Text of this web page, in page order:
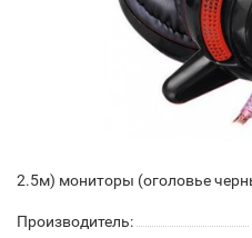
2.5м) мониторы (оголовье
Производитель: